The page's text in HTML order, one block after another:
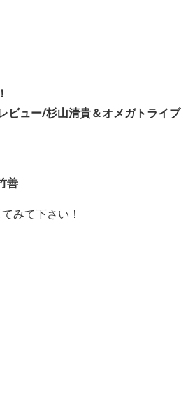
ビュー/杉山清貴＆オメガトライブ
善
みて下さい！